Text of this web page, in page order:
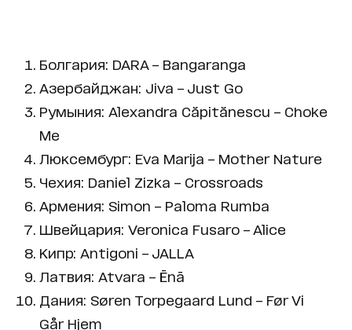
Болгария: DARA – Bangaranga
Азербайджан: Jiva – Just Go
Румыния: Alexandra Căpitănescu – Choke
Me
Люксембург: Eva Marija – Mother Nature
Чехия: Daniel Zizka – Crossroads
Армения: Simon – Paloma Rumba
Швейцария: Veronica Fusaro – Alice
Кипр: Antigoni – JALLA
Латвия: Atvara – Ēnā
Дания: Søren Torpegaard Lund – Før Vi
Går Hjem